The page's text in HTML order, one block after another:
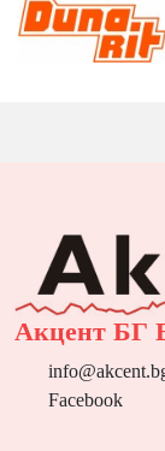
Акцент БГ
Facebook